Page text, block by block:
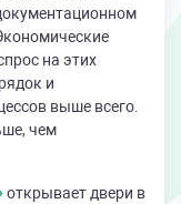
на этих
и
выше всего.
чем
открывает двери в